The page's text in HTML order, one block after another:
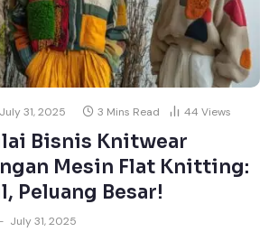
July 31, 2025 3 Mins Read 44 Views
Bisnis Knitwear
Mesin Flat Knitting:
Peluang Besar!
July 31, 2025